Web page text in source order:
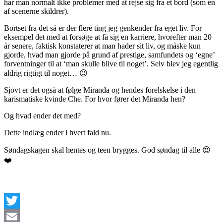
har man normalt ikke problemer med at rejse sig fra et bord (som en
af scenerne skildrer).
Bortset fra det så er der flere ting jeg genkender fra eget liv. For
eksempel det med at forsøge at få sig en karriere, hvorefter man 20
år senere, faktisk konstaterer at man hader sit liv, og måske kun
gjorde, hvad man gjorde på grund af prestige, samfundets og ‘egne’
forventninger til at ‘man skulle blive til noget’. Selv blev jeg egentlig
aldrig rigtigt til noget… 😉
Sjovt er det også at følge Miranda og hendes forelskelse i den
karismatiske kvinde Che. For hvor fører det Miranda hen?
Og hvad ender det med?
Dette indlæg ender i hvert fald nu.
Søndagskagen skal hentes og teen brygges. God søndag til alle 😍
❤️
Twitter